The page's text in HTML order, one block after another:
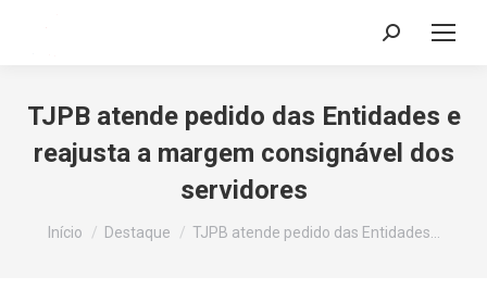
Search:
TJPB atende pedido das Entidades e
reajusta a margem consignável dos
servidores
Você está aqui:
Início Destaque TJPB atende pedido das Entidades…